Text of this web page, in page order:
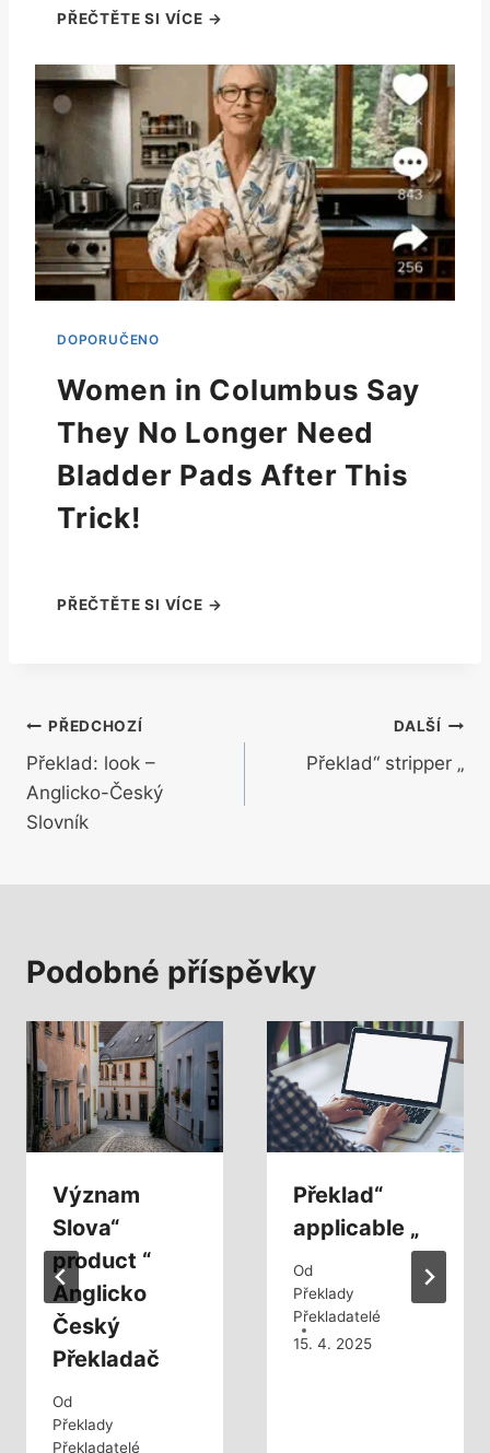
Women in Columbus Say
They No Longer Need
Bladder Pads After This
Trick!
Navigace
pro
příspěvek
PŘEDCHOZÍ
Překlad: look –
Anglicko-Český
Slovník
DALŠÍ
Překlad“ stripper „
Podobné příspěvky
Význam
Slova“
product “
Anglicko
Český
Překladač
Od
Překlady
Překladatelé
Překlad“
applicable „
Od
Překlady
Překladatelé
15. 4. 2025